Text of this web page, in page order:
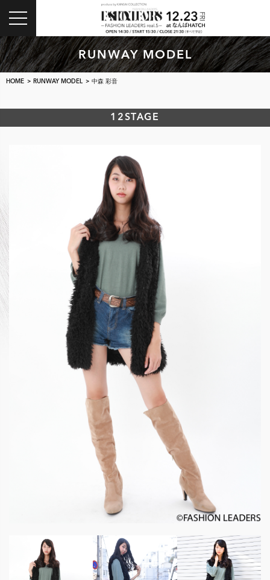
toggle
navigation
RUNWAY MODEL
HOME > RUNWAY MODEL > 中森 彩音
12STAGE